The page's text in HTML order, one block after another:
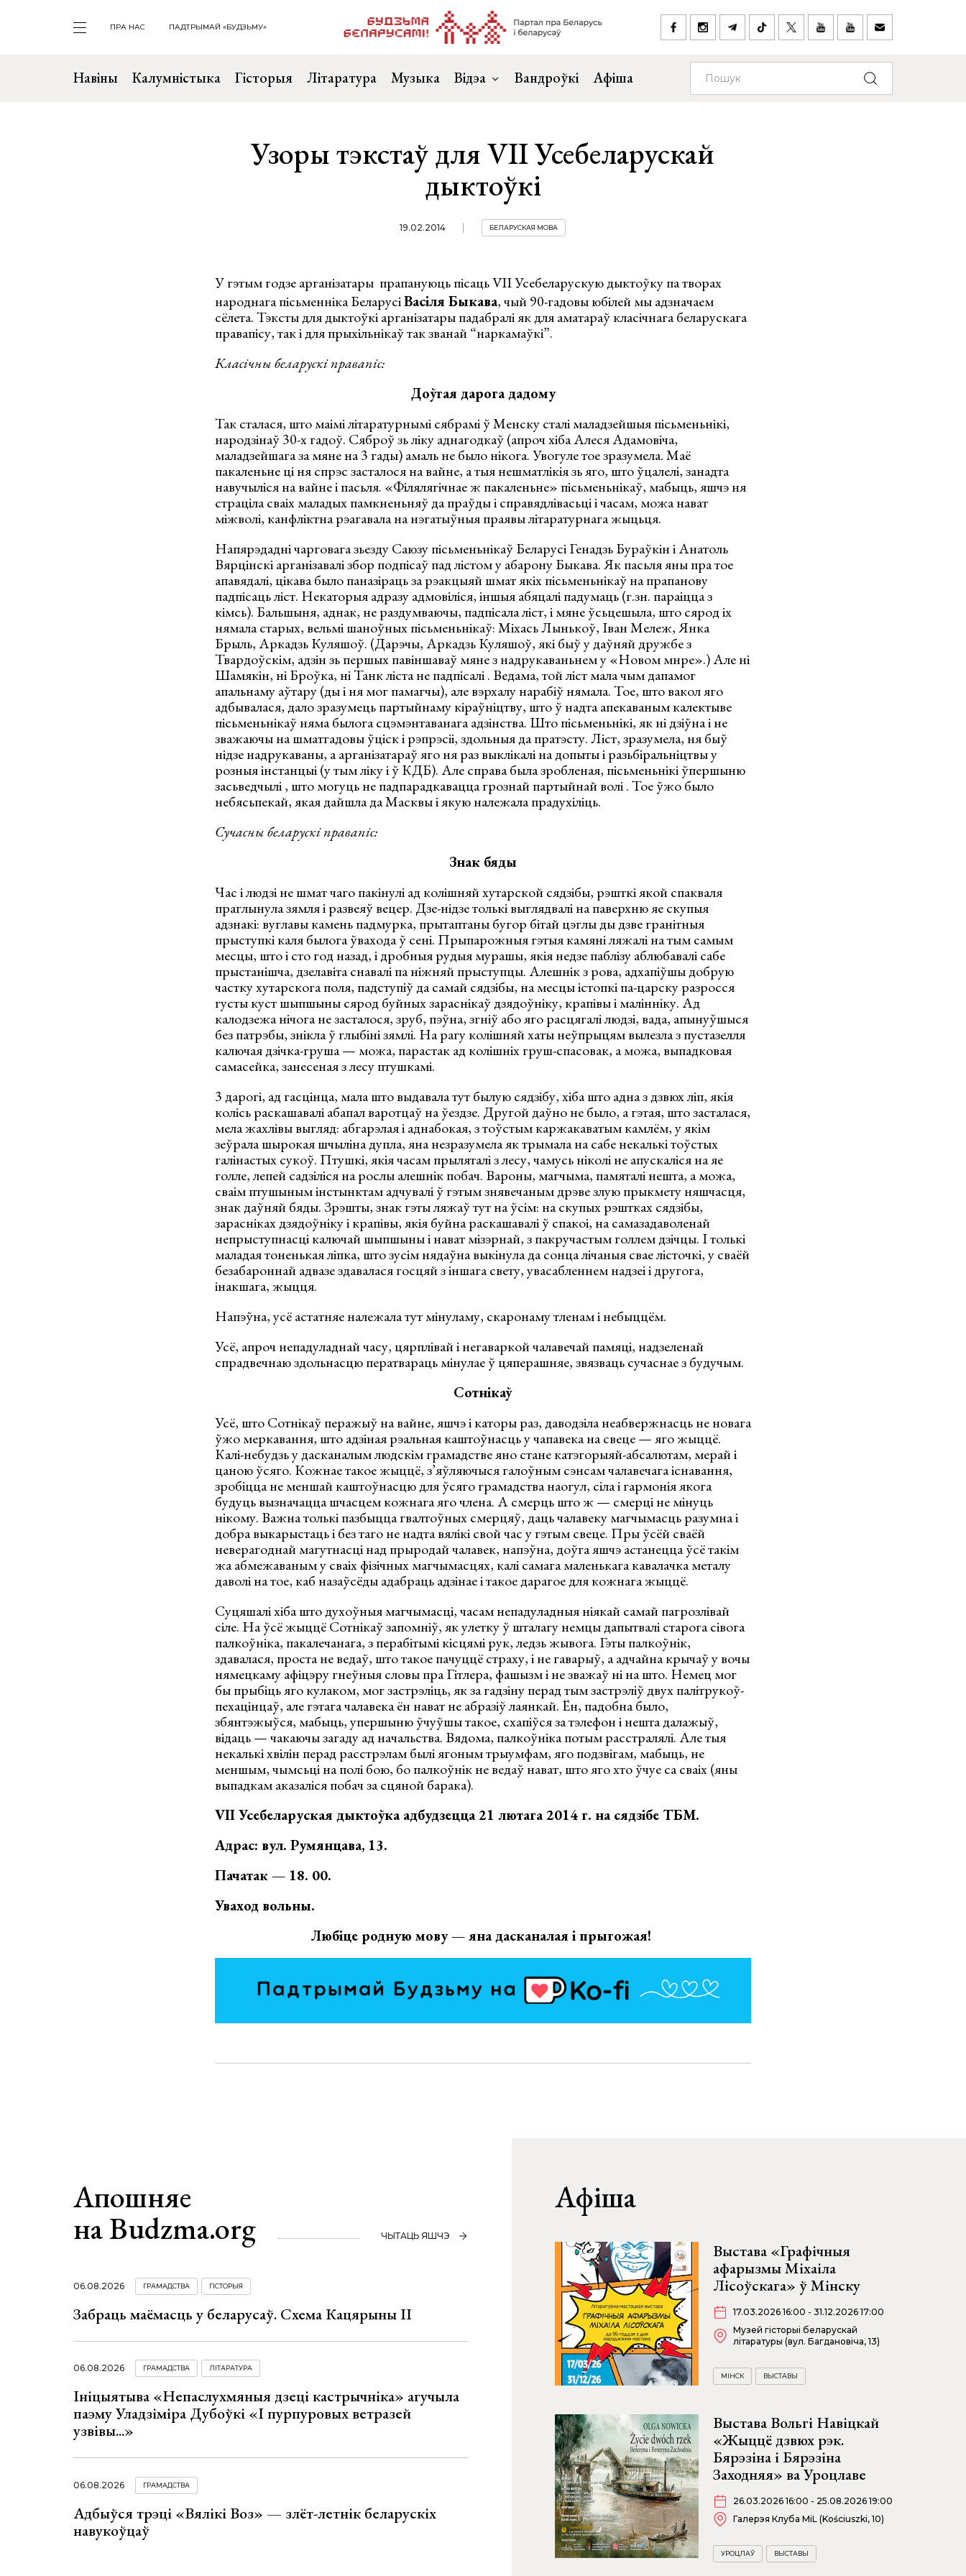
ПРА НАС ПАДТРЫМАЙ «БУДЗЬМУ»
Навіны Калумністыка Гісторыя Літаратура Музыка Відэа Вандроўкі Афіша
Узоры тэкстаў для VІІ Усебеларускай
дыктоўкі
19.02.2014 БЕЛАРУСКАЯ МОВА
У гэтым годзе арганізатары прапануюць пісаць VІІ Усебеларускую дыктоўку па творах
народнага пісьменніка БеларусіВасіля Быкава, чый 90-гадовы юбілей мы адзначаем
сёлета. Тэксты для дыктоўкі арганізатары падабралі як для аматараў класічнага беларускага
правапісу, так і для прыхільнікаў так званай “наркамаўкі”.
Класічны беларускі правапіс:
Доўгая дарога дадому
Так сталася, што маімі літаратурнымі сябрамі ў Менску сталі маладзейшыя пісьменьнікі,
народзінаў 30-х гадоў. Сяброў зь ліку аднагодкаў (апроч хіба Алеся Адамовіча,
маладзейшага за мяне на 3 гады) амаль не было нікога. Увогуле тое зразумела. Маё
пакаленьне ці ня спрэс засталося на вайне, а тыя нешматлікія зь яго, што ўцалелі, занадта
навучыліся на вайне і пасьля. «Філялягічнае ж пакаленьне» пісьменьнікаў, мабыць, яшчэ ня
страціла сваіх маладых памкненьняў да праўды і справядлівасьці і часам, можа нават
міжволі, канфліктна рэагавала на нэгатыўныя праявы літаратурнага жыцьця.
Напярэдадні чарговага зьезду Саюзу пісьменьнікаў Беларусі Генадзь Бураўкін і Анатоль
Вярцінскі арганізавалі збор подпісаў пад лістом у абарону Быкава. Як пасьля яны пра тое
апавядалі, цікава было паназіраць за рэакцыяй шмат якіх пісьменьнікаў на прапанову
падпісаць ліст. Некаторыя адразу адмовіліся, іншыя абяцалі падумаць (г.зн. параіцца з
кімсь). Бальшыня, аднак, не раздумваючы, падпісала ліст, і мяне ўсьцешыла, што сярод іх
нямала старых, вельмі шаноўных пісьменьнікаў: Міхась Лынькоў, Іван Мележ, Янка
Брыль, Аркадзь Куляшоў. (Дарэчы, Аркадзь Куляшоў, які быў у даўняй дружбе з
Твардоўскім, адзін зь першых павіншаваў мяне з надрукаваньнем у «Новом мнре».) Але ні
Шамякін, ні Броўка, ні Танк ліста не падпісалі . Ведама, той ліст мала чым дапамог
апальнаму аўтару (ды і ня мог памагчы), але вэрхалу нарабіў нямала. Тое, што вакол яго
адбывалася, дало зразумець партыйнаму кіраўніцтву, што ў надта апекаваным калектыве
пісьменьнікаў няма былога сцэмэнтаванага адзінства. Што пісьменьнікі, як ні дзіўна і не
зважаючы на шматгадовы ўціск і рэпрэсіі, здольныя да пратэсту. Ліст, зразумела, ня быў
нідзе надрукаваны, а арганізатараў яго ня раз выклікалі на допыты і разьбіральніцтвы у
розныя інстанцыі (у тым ліку і ў КДБ). Але справа была зробленая, пісьменьнікі ўпершыню
засьведчылі , што могуць не падпарадкавацца грознай партыйнай волі . Тое ўжо было
небясьпекай, якая дайшла да Масквы і якую належала прадухіліць.
Сучасны беларускі правапіс:
Знак бяды
Час і людзі не шмат чаго пакінулі ад колішняй хутарской сядзібы, рэшткі якой спакваля
праглынула зямля і развеяў вецер. Дзе-нідзе толькі выглядвалі на паверхню яе скупыя
адзнакі: вуглавы камень падмурка, прытаптаны бугор бітай цэглы ды дзве гранітныя
прыступкі каля былога ўвахода ў сені. Прыпарожныя гэтыя камяні ляжалі на тым самым
месцы, што і сто год назад, і дробныя рудыя мурашы, якія недзе паблізу аблюбавалі сабе
прыстанішча, дзелавіта снавалі па ніжняй прыступцы. Алешнік з рова, адхапіўшы добрую
частку хутарскога поля, падступіў да самай сядзібы, на месцы істопкі па-царску разросся
густы куст шыпшыны сярод буйных зараснікаў дзядоўніку, крапівы і малінніку. Ад
калодзежа нічога не засталося, зруб, пэўна, згніў або яго расцягалі людзі, вада, апынуўшыся
без патрэбы, знікла ў глыбіні зямлі. На рагу колішняй хаты неўпрыцям вылезла з пустазелля
калючая дзічка-груша — можа, парастак ад колішніх груш-спасовак, а можа, выпадковая
самасейка, занесеная з лесу птушкамі.
3 дарогі, ад гасцінца, мала што выдавала тут былую сядзібу, хіба што адна з дзвюх ліп, якія
колісь раскашавалі абапал варотцаў на ўездзе. Другой даўно не было, а гэтая, што засталася,
мела жахлівы выгляд: абгарэлая і аднабокая, з тоўстым каржакаватым камлём, у якім
зеўрала шырокая шчыліна дупла, яна незразумела як трымала на сабе некалькі тоўстых
галінастых сукоў. Птушкі, якія часам прыляталі з лесу, чамусь ніколі не апускаліся на яе
голле, лепей садзіліся на рослы алешнік побач. Вароны, магчыма, памяталі нешта, а можа,
сваім птушыным інстынктам адчувалі ў гэтым знявечаным дрэве злую прыкмету няшчасця,
знак даўняй бяды. Зрэшты, знак гэты ляжаў тут на ўсім: на скупых рэштках сядзібы,
зарасніках дзядоўніку і крапівы, якія буйна раскашавалі ў спакоі, на самазадаволенай
непрыступнасці калючай шыпшыны і нават мізэрнай, з пакручастым голлем дзічцы. I толькі
маладая тоненькая ліпка, што зусім нядаўна выкінула да сонца лічаныя свае лісточкі, у сваёй
безабароннай адвазе здавалася госцяй з іншага свету, увасабленнем надзеі і другога,
інакшага, жыцця.
Напэўна, усё астатняе належала тут мінуламу, скаронаму тленам і небыццём.
Усё, апроч непадуладнай часу, цярплівай і негаваркой чалавечай памяці, надзеленай
спрадвечнаю здольнасцю ператвараць мінулае ў цяперашняе, звязваць сучаснае з будучым.
Сотнікаў
Усё, што Сотнікаў перажыў на вайне, яшчэ і каторы раз, даводзіла неабвержнасць не новага
ўжо меркавання, што адзіная рэальная каштоўнасць у чапавека на свеце — яго жыццё.
Калі-небудзь у дасканалым людскім грамадстве яно стане катэгорыяй-абсалютам, мерай і
цаною ўсяго. Кожнае такое жыццё, з’яўляючыся галоўным сэнсам чалавечага існавання,
зробіцца не меншай каштоўнасцю для ўсяго грамадства наогул, сіла і гармонія якога
будуць вызначацца шчасцем кожнага яго члена. А смерць што ж — смерці не мінуць
нікому. Важна толькі пазбыцца гвалтоўных смерцяў, даць чалавеку магчымасць разумна і
добра выкарыстаць і без таго не надта вялікі свой час у гэтым свеце. Пры ўсёй сваёй
неверагоднай магутнасці над прыродай чалавек, напэўна, доўга яшчэ астанецца ўсё такім
жа абмежаваным у сваіх фізічных магчымасцях, калі самага маленькага кавалачка металу
даволі на тое, каб назаўсёды адабраць адзінае і такое дарагое для кожнага жыццё.
Суцяшалі хіба што духоўныя магчымасці, часам непадуладныя ніякай самай пагрозлівай
сіле. На ўсё жыццё Сотнікаў запомніў, як улетку ў шталагу немцы дапытвалі старога сівога
палкоўніка, пакалечанага, з перабітымі кісцямі рук, ледзь жывога. Гэты палкоўнік,
здавалася, проста не ведаў, што такое пачуццё страху, і не гаварыў, а адчайна крычаў у вочы
нямецкаму афіцэру гнеўныя словы пра Гітлера, фашызм і не зважаў ні на што. Немец мог
бы прыбіць яго кулаком, мог застрэліць, як за гадзіну перад тым застрэліў двух палітрукоў-
пехацінцаў, але гэтага чалавека ён нават не абразіў лаянкай. Ён, падобна было,
збянтэжыўся, мабыць, упершыню ўчуўшы такое, схапіўся за тэлефон і нешта далажыў,
відаць — чакаючы загаду ад начальства. Вядома, палкоўніка потым расстралялі. Але тыя
некалькі хвілін перад расстрэлам былі ягоным трыумфам, яго подзвігам, мабыць, не
меншым, чымсьці на полі бою, бо палкоўнік не ведаў нават, што яго хто ўчуе са сваіх (яны
выпадкам аказаліся побач за сцяной барака).
VІІ Усебеларуская дыктоўка адбудзецца 21 лютага 2014 г. на сядзібе ТБМ.
Адрас: вул. Румянцава, 13.
Пачатак — 18. 00.
Уваход вольны.
Любіце родную мову — яна дасканалая і прыгожая!
Апошняе
на Budzma.org
ЧЫТАЦЬ ЯШЧЭ
06.08.2026 ГРАМАДСТВА ГІСТОРЫЯ
Забраць маёмасць у беларусаў. Схема Кацярыны ІІ
06.08.2026 ГРАМАДСТВА ЛІТАРАТУРА
Ініцыятыва «Непаслухмяныя дзеці кастрычніка» агучыла
паэму Уладзіміра Дубоўкі «І пурпуровых ветразей
узвівы...»
06.08.2026 ГРАМАДСТВА
Адбыўся трэці «Вялікі Воз» — злёт-летнік беларускіх
навукоўцаў
Афіша
Выстава «Графічныя
афарызмы Міхаіла
Лісоўскага» ў Мінску
17.03.2026 16:00 - 31.12.2026 17:00
Музей гісторыі беларускай
літаратуры (вул. Багдановіча, 13)
МІНСК ВЫСТАВЫ
Выстава Вольгі Навіцкай
«Жыццё дзвюх рэк.
Бярэзіна і Бярэзіна
Заходняя» ва Уроцлаве
26.03.2026 16:00 - 25.08.2026 19:00
Галерэя Клуба MiL (Kościuszki, 10)
УРОЦЛАЎ ВЫСТАВЫ